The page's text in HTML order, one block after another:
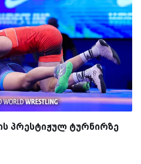
პრესტიჟულ ტურნირზე